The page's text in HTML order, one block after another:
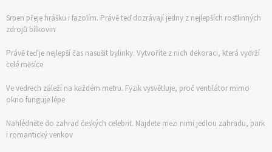
Srpen přeje hrášku i fazolím. Právě teď dozrávají jedny z nejlepších rostlinných
zdrojů bílkovin
Právě teď je nejlepší čas nasušit bylinky. Vytvoříte z nich dekoraci, která vydrží
celé měsíce
Ve vedrech záleží na každém metru. Fyzik vysvětluje, proč ventilátor mimo
okno funguje lépe
Nahlédněte do zahrad českých celebrit. Najdete mezi nimi jedlou zahradu, park
i romantický venkov